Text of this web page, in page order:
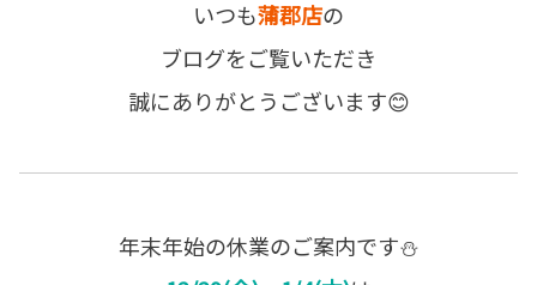
いつも蒲郡店の
ブログをご覧いただき
誠にありがとうございます😊
年末年始の休業のご案内です⛄